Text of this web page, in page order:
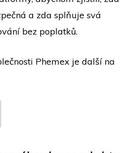
a zda splňuje svá
bez poplatků.
Phemex je další na